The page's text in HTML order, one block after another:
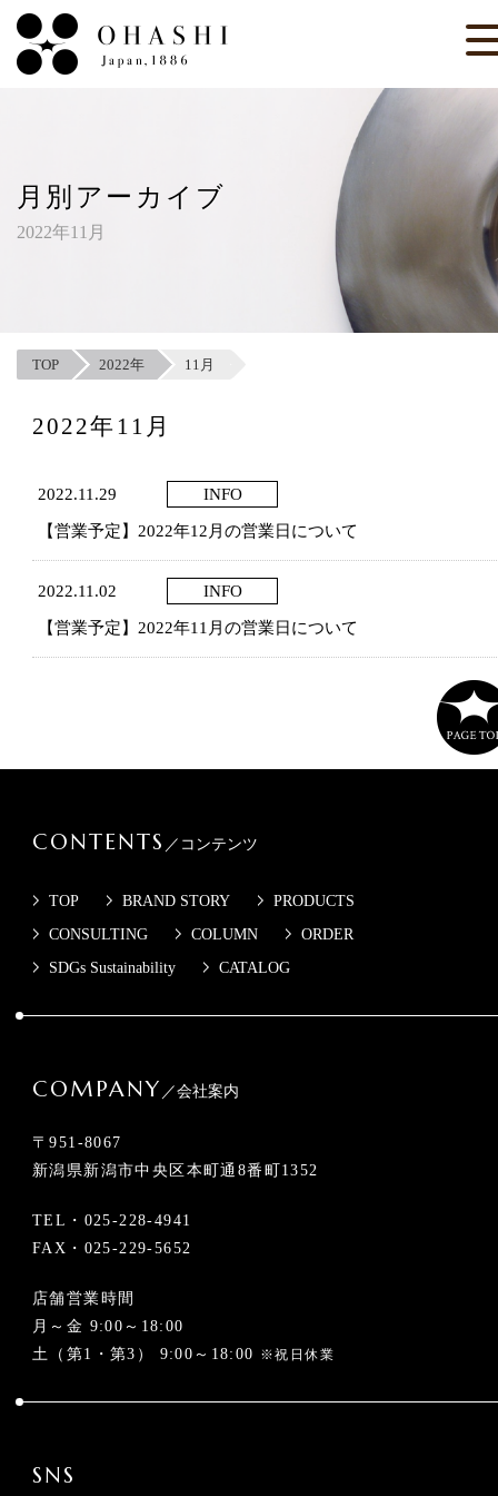
月別アーカイブ
2022年11月
TOP 2022年 11月
2022年11月
2022.11.29 INFO
【営業予定】2022年12月の営業日について
2022.11.02 INFO
【営業予定】2022年11月の営業日について
CONTENTS ／コンテンツ
TOP BRAND STORY
PRODUCTS
CONSULTING
COLUMN
ORDER
SDGs Sustainability
CATALOG
COMPANY ／会社案内
〒951-8067
新潟県新潟市中央区本町通8番町1352
TEL・ 025-228-4941
FAX・025-229-5652
店舗営業時間
月～金 9:00～18:00
土（第1・第3） 9:00～18:00 ※祝日休業
SNS